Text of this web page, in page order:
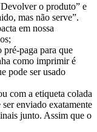
o produto” e
mas não serve”.
em nossa
pré-paga para que
como imprimir é
pode ser usado
com a etiqueta colada
enviado exatamente
junto. Assim que o